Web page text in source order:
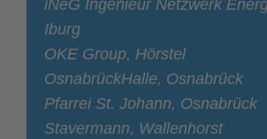
iNeG Ingenieur Netzwerk
Iburg
OKE Group, Hörstel
OsnabrückHalle, Osnabrück
Pfarrei St. Johann, Osnabrück
Stavermann, Wallenhorst